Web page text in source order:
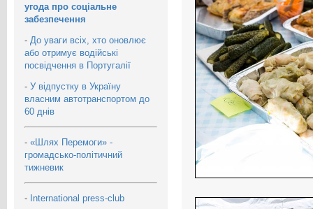
угода про соціальне
забезпечення
- До уваги всіх, хто оновлює
або отримує водійські
посвідчення в Португалії
- У відпустку в Україну
власним автотранспортом до
60 днів
- «Шлях Перемоги» -
громадсько-політичний
тижневик
- International press-club